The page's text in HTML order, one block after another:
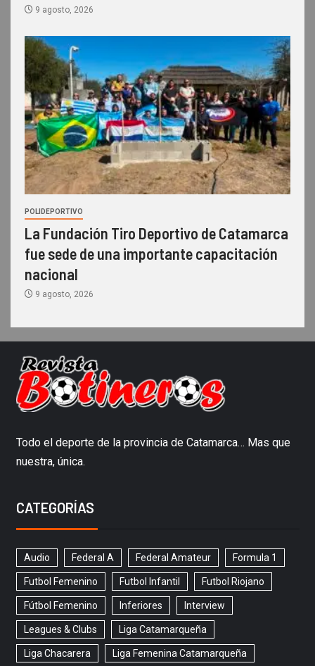
9 agosto, 2026
POLIDEPORTIVO
La Fundación Tiro Deportivo de Catamarca
fue sede de una importante capacitación
nacional
9 agosto, 2026
Todo el deporte de la provincia de Catamarca… Mas que
nuestra, única.
CATEGORÍAS
Audio Federal A Federal Amateur Formula 1
Futbol Femenino Futbol Infantil Futbol Riojano
Fútbol Femenino Inferiores Interview
Leagues & Clubs Liga Catamarqueña
Liga Chacarera Liga Femenina Catamarqueña